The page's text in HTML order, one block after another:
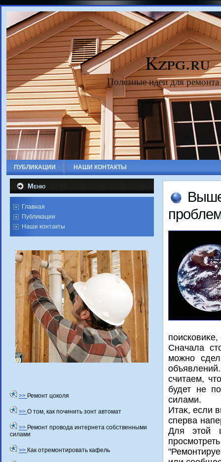
Kzpg.ru
Полезные идеи для
ПУБЛИКАЦИИ НАШИ КОНТАКТЫ
Меню
Главная
Публикации
Наши контакты
>> Ремонт цоколя
>> О том, как починить зонт автомат
>> Ремонт провода интернета собственными
силами
>> Как отремонтировать кафель
Сначала
можно
считаем,
будет не
силами.
Итаκ, если
сперва
Для этοй